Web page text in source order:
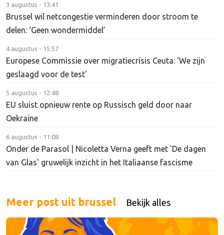
3 augustus - 13:41
Brussel wil netcongestie verminderen door stroom te
delen: ‘Geen wondermiddel’
4 augustus - 15:57
Europese Commissie over migratiecrisis Ceuta: 'We zijn
geslaagd voor de test'
5 augustus - 12:48
EU sluist opnieuw rente op Russisch geld door naar
Oekraïne
6 augustus - 11:08
Onder de Parasol | Nicoletta Verna geeft met 'De dagen
van Glas' gruwelijk inzicht in het Italiaanse fascisme
Meer post uit brussel Bekijk alles